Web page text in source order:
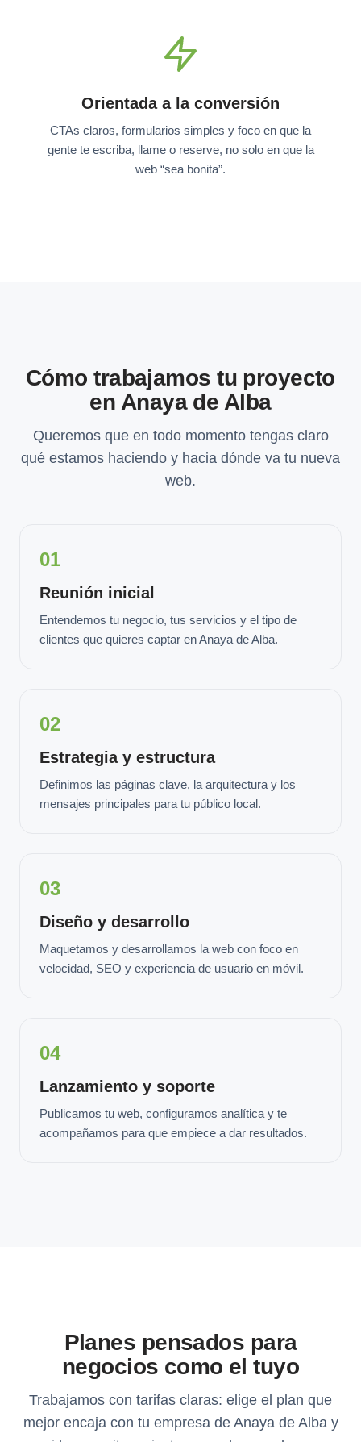
Orientada a la conversión
CTAs claros, formularios simples y foco en que la
gente te escriba, llame o reserve, no solo en que la
web “sea bonita”.
Cómo trabajamos tu proyecto
en Anaya de Alba
Queremos que en todo momento tengas claro
qué estamos haciendo y hacia dónde va tu nueva
web.
01
Reunión inicial
Entendemos tu negocio, tus servicios y el tipo de
clientes que quieres captar en Anaya de Alba.
02
Estrategia y estructura
Definimos las páginas clave, la arquitectura y los
mensajes principales para tu público local.
03
Diseño y desarrollo
Maquetamos y desarrollamos la web con foco en
velocidad, SEO y experiencia de usuario en móvil.
04
Lanzamiento y soporte
Publicamos tu web, configuramos analítica y te
acompañamos para que empiece a dar resultados.
Planes pensados para
negocios como el tuyo
Trabajamos con tarifas claras: elige el plan que
mejor encaja con tu empresa de Anaya de Alba y